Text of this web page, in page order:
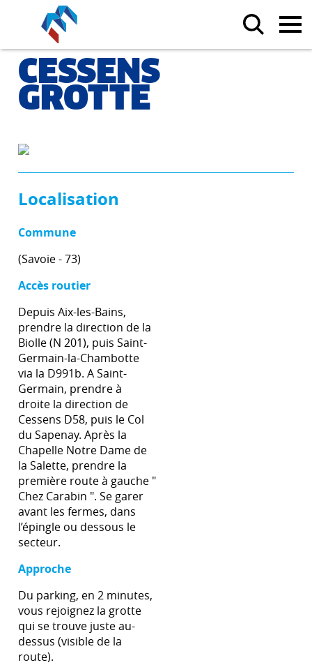
CESSENS
GROTTE
Localisation
Commune
(Savoie - 73)
Accès routier
Depuis Aix-les-Bains,
prendre la direction de la
Biolle (N 201), puis Saint-
Germain-la-Chambotte
via la D991b. A Saint-
Germain, prendre à
droite la direction de
Cessens D58, puis le Col
du Sapenay. Après la
Chapelle Notre Dame de
la Salette, prendre la
première route à gauche "
Chez Carabin ". Se garer
avant les fermes, dans
l’épingle ou dessous le
secteur.
Approche
Du parking, en 2 minutes,
vous rejoignez la grotte
qui se trouve juste au-
dessus (visible de la
route).